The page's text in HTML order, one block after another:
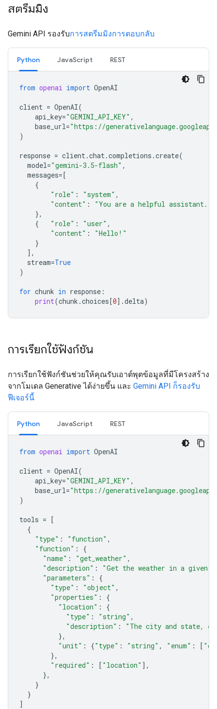
สตรีมมิง
Gemini API รองรับการสตรีมมิงการตอบกลับ
Python JavaScript REST
from openai import OpenAI
client = OpenAI(
api_key="GEMINI_API_KEY" ,
base_url="https://
)
response = client.chat.completions .create(
model="gemini-3.5-flash" ,
messages=[
{
"role" : "system" ,
"content" :
"You are a helpful assistant."
},
{
"role" : "user" ,
"content" :
"Hello!"
}
],
stream=True
)
for chunk in response :
print(chunk .choices[0] .delta)
การเรียกใช้ฟังก์ชัน
การเรียกใช้ฟังก์ชันช่วยให้คุณรับเอาต์พุตข้อมูลที่มีโครงสร้าง
จากโมเดล Generative ได้ง่ายขึ้น และ Gemini API ก็รองรับ
ฟีเจอร์นี้
Python JavaScript REST
from openai import OpenAI
client = OpenAI(
api_key="GEMINI_API_KEY" ,
base_url="https://
)
tools = [
{
"type" : "function" ,
"function" :
{
"name" : "get_weather" ,
"description" :
"Get the weather in a given
"parameters" :
{
"type" : "object" ,
"properties" :
{
"location" :
{
"type" : "string" ,
"description" :
"The city and state,
},
"unit" : {"type" : "string" , "enum" : [
},
"required" : [ "location" ],
},
}
}
]